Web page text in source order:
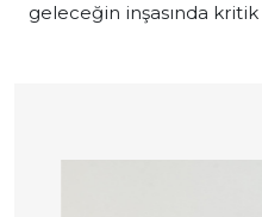
geleceğin inşasında kritik